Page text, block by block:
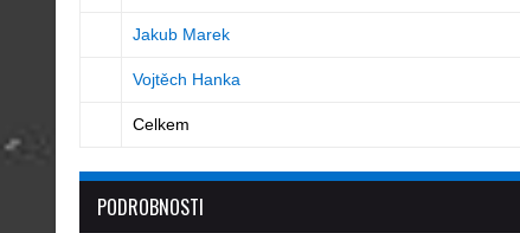
Jakub Marek
Vojtěch Hanka
Celkem
PODROBNOSTI